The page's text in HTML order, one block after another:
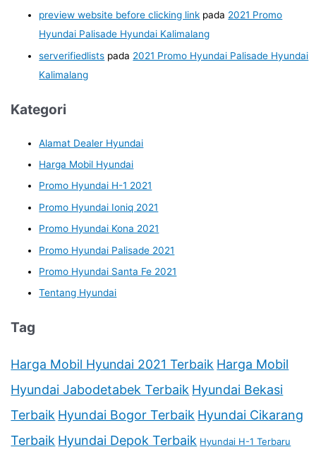
preview website before clicking link pada 2021 Promo
Hyundai Palisade Hyundai Kalimalang
serverifiedlists pada 2021 Promo Hyundai Palisade Hyundai
Kalimalang
Kategori
Alamat Dealer Hyundai
Harga Mobil Hyundai
Promo Hyundai H-1 2021
Promo Hyundai Ioniq 2021
Promo Hyundai Kona 2021
Promo Hyundai Palisade 2021
Promo Hyundai Santa Fe 2021
Tentang Hyundai
Tag
Harga Mobil Hyundai 2021 Terbaik Harga Mobil
Hyundai Jabodetabek Terbaik Hyundai Bekasi
Terbaik Hyundai Bogor Terbaik Hyundai Cikarang
Terbaik Hyundai Depok Terbaik Hyundai H-1 Terbaru